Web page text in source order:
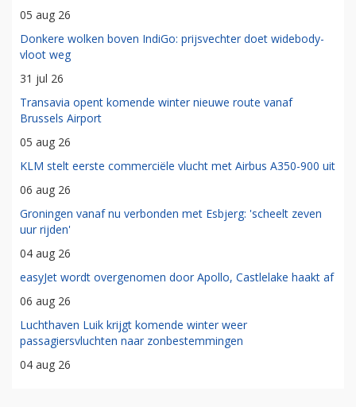
05 aug 26
Donkere wolken boven IndiGo: prijsvechter doet widebody-
vloot weg
31 jul 26
Transavia opent komende winter nieuwe route vanaf
Brussels Airport
05 aug 26
KLM stelt eerste commerciële vlucht met Airbus A350-900 uit
06 aug 26
Groningen vanaf nu verbonden met Esbjerg: 'scheelt zeven
uur rijden'
04 aug 26
easyJet wordt overgenomen door Apollo, Castlelake haakt af
06 aug 26
Luchthaven Luik krijgt komende winter weer
passagiersvluchten naar zonbestemmingen
04 aug 26